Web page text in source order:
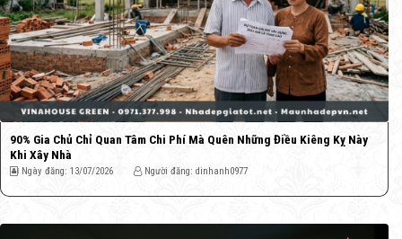
90% Gia Chủ Chỉ Quan Tâm Chi Phí Mà Quên Những Điều Kiêng Kỵ Này
Khi Xây Nhà
Ngày đăng: 13/07/2026 Người đăng: dinhanh0977